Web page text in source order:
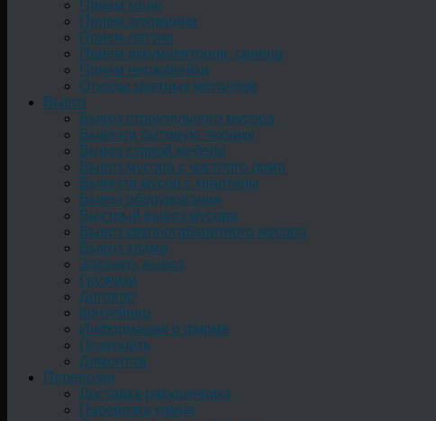
Прием меди
Прием алюминия
Прием латуни
Прием аккумуляторов, свинца
Прием нержавейки
Отходы цветных металлов
Вывоз
Вывоз строительного мусора
Вывезти бытовую технику
Вывоз старой мебели
Вывоз мусора с частного дома
Вывезти мусор с квартиры
Вывоз оборудования
Быстрый вывоз мусора
Вывоз крупногабаритного мусора
Вывоз хлама
Заказать вывоз
Грузчики
Договор
Контейнер
Информация о фирме
Позвонить
Демонтаж
Перевозка
Доставка ракушечника
Перевозка камня